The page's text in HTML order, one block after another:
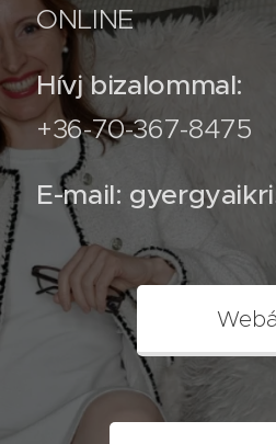
ONLINE
Hívj bizalommal:
+36-70-367-8475
E-mail: